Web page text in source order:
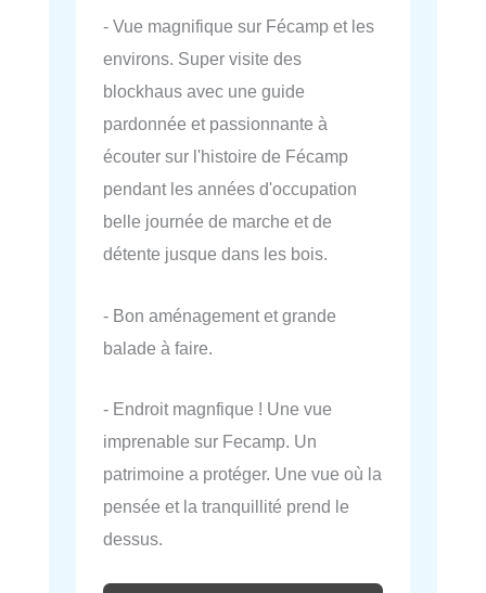
- Vue magnifique sur Fécamp et les
environs. Super visite des
blockhaus avec une guide
pardonnée et passionnante à
écouter sur l'histoire de Fécamp
pendant les années d'occupation
belle journée de marche et de
détente jusque dans les bois.
- Bon aménagement et grande
balade à faire.
- Endroit magnfique ! Une vue
imprenable sur Fecamp. Un
patrimoine a protéger. Une vue où la
pensée et la tranquillité prend le
dessus.